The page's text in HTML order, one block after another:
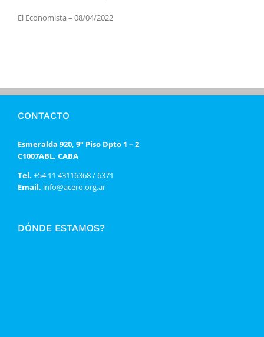
El Economista – 08/04/2022
CONTACTO
Esmeralda 920, 9° Piso Dpto 1 – 2
C1007ABL, CABA
Tel. +54 11 43116368 / 6371
Email. info@acero.org.ar
DÓNDE ESTAMOS?